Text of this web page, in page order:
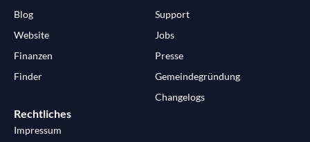
Blog
Website
Finanzen
Finder
Support
Jobs
Presse
Gemeindegründung
Changelogs
Rechtliches
Impressum